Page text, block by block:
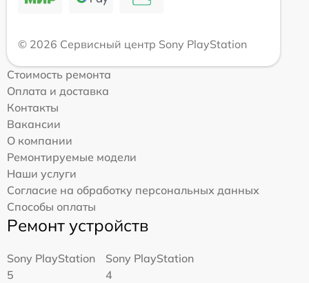
© 2026 Сервисный центр Sony PlayStation
Стоимость ремонта
Оплата и доставка
Контакты
Вакансии
О компании
Ремонтируемые модели
Наши услуги
Согласие на обработку персональных данных
Способы оплаты
Ремонт устройств
Sony PlayStation
5
Sony PlayStation
4